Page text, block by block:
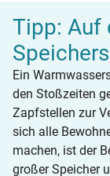
Tipp: Auf
Ein
den Stoßzeiten
Zapfstellen zur
sich alle
machen, ist der
großer Speicher